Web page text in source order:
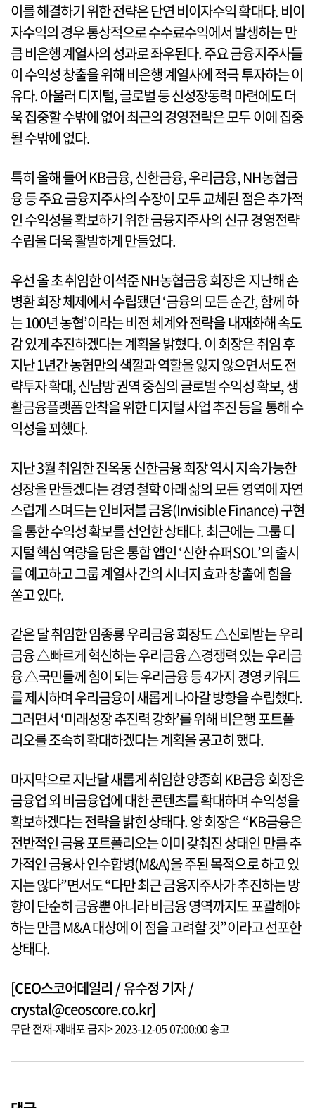
이를 해결하기 위한 전략은 단연 비이자수익 확대다. 비이
자수익의 경우 통상적으로 수수료수익에서 발생하는 만
큼 비은행 계열사의 성과로 좌우된다. 주요 금융지주사들
이 수익성 창출을 위해 비은행 계열사에 적극 투자하는 이
유다. 아울러 디지털, 글로벌 등 신성장동력 마련에도 더
욱 집중할 수밖에 없어 최근의 경영전략은 모두 이에 집중
될 수밖에 없다.
특히 올해 들어 KB금융, 신한금융, 우리금융, NH농협금
융 등 주요 금융지주사의 수장이 모두 교체된 점은 추가적
인 수익성을 확보하기 위한 금융지주사의 신규 경영전략
수립을 더욱 활발하게 만들었다.
우선 올 초 취임한 이석준 NH농협금융 회장은 지난해 손
병환 회장 체제에서 수립됐던 ‘금융의 모든 순간, 함께 하
는 100년 농협’이라는 비전 체계와 전략을 내재화해 속도
감 있게 추진하겠다는 계획을 밝혔다. 이 회장은 취임 후
지난 1년간 농협만의 색깔과 역할을 잃지 않으면서도 전
략투자 확대, 신남방 권역 중심의 글로벌 수익성 확보, 생
활금융플랫폼 안착을 위한 디지털 사업 추진 등을 통해 수
익성을 꾀했다.
지난 3월 취임한 진옥동 신한금융 회장 역시 지속가능한
성장을 만들겠다는 경영 철학 아래 삶의 모든 영역에 자연
스럽게 스며드는 인비저블 금융(Invisible Finance) 구현
을 통한 수익성 확보를 선언한 상태다. 최근에는 그룹 디
지털 핵심 역량을 담은 통합 앱인 ‘신한 슈퍼SOL’의 출시
를 예고하고 그룹 계열사 간의 시너지 효과 창출에 힘을
쏟고 있다.
같은 달 취임한 임종룡 우리금융 회장도 △신뢰받는 우리
금융 △빠르게 혁신하는 우리금융 △경쟁력 있는 우리금
융 △국민들께 힘이 되는 우리금융 등 4가지 경영 키워드
를 제시하며 우리금융이 새롭게 나아갈 방향을 수립했다.
그러면서 ‘미래성장 추진력 강화’를 위해 비은행 포트폴
리오를 조속히 확대하겠다는 계획을 공고히 했다.
마지막으로 지난달 새롭게 취임한 양종희 KB금융 회장은
금융업 외 비금융업에 대한 콘텐츠를 확대하며 수익성을
확보하겠다는 전략을 밝힌 상태다. 양 회장은 “KB금융은
전반적인 금융 포트폴리오는 이미 갖춰진 상태인 만큼 추
가적인 금융사 인수합병(M&A)을 주된 목적으로 하고 있
지는 않다”면서도 “다만 최근 금융지주사가 추진하는 방
향이 단순히 금융뿐 아니라 비금융 영역까지도 포괄해야
하는 만큼 M&A 대상에 이 점을 고려할 것”이라고 선포한
상태다.
[CEO스코어데일리 / 유수정 기자 /
crystal@ceoscore.co.kr]
무단 전재-재배포 금지> 2023-12-05 07:00:00 송고